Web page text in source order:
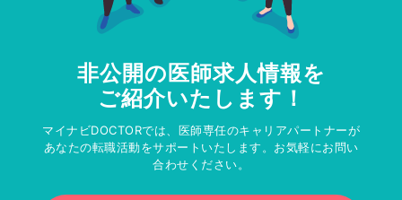
非公開の医師求人情報を
ご紹介いたします！
マイナビDOCTORでは、医師専任のキャリアパートナーが
あなたの転職活動をサポートいたします。お気軽にお問い
合わせください。